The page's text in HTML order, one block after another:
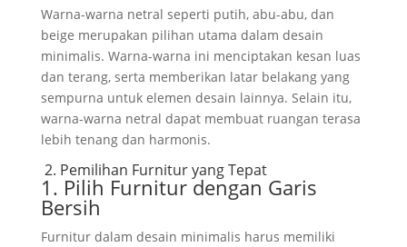
Warna-warna netral seperti putih, abu-abu, dan
beige merupakan pilihan utama dalam desain
minimalis. Warna-warna ini menciptakan kesan luas
dan terang, serta memberikan latar belakang yang
sempurna untuk elemen desain lainnya. Selain itu,
warna-warna netral dapat membuat ruangan terasa
lebih tenang dan harmonis.
2. Pemilihan Furnitur yang Tepat
1. Pilih Furnitur dengan Garis
Bersih
Furnitur dalam desain minimalis harus memiliki